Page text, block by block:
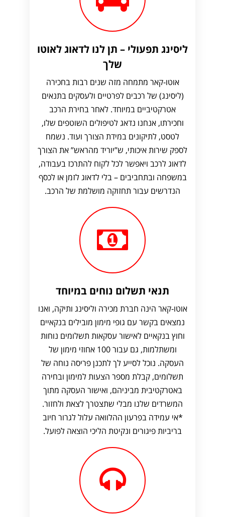
ליסינג תפעולי – תן לנו לדאוג לאוטו
שלך
אוטו-קאר מתמחה מזה שנים רבות בחכירה
(ליסינג) של רכבים לפרטיים ולעסקים בתנאים
אטרקטיביים במיוחד. לאחר בחירת הרכב
וחכירתו, אנחנו נדאג לטיפולים השוטפים שלו,
לטסט, לתיקונים במידת הצורך ועוד. נשמח
לספק שירות איכותי, ש”יוריד מהראש” את הצורך
לדאוג לרכב ויאפשר לכל לקוח להתרכז בעבודה,
במשפחה ובתחביבים – בלי לדאוג לזמן או לכסף
הנדרשים עבור תחזוקה מושלמת של הרכב.
תנאי תשלום נוחים במיוחד
אוטו-קאר הינה חברת מכירה וליסינג ותיקה, ואנו
נמצאים בקשר עם גופי מימון מובילים בנקאיים
וחוץ בנקאיים לאישור עסקאות תשלומים נוחות
ומשתלמות, גם עבור 100 אחוזי מימון של
העסקה. נוכל לסייע לך לתכנן פריסה נוחה של
תשלומים, קבלת מספר הצעות למימון ובחירה
באטרקטיבית מביניהם, ואישור העסקה מתוך
המשרדים שלנו מבלי שתצטרך לצאת ולחזור.
*אי עמידה בפרעון ההלוואה עלול לגרור חיוב
בריביות פיגורים ונקיטת הליכי הוצאה לפועל.